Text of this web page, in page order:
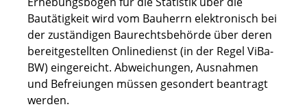
Bautätigkeit wird vom Bauherrn elektronisch bei
der zuständigen Baurechtsbehörde über deren
bereitgestellten Onlinedienst (in der Regel ViBa-
BW) eingereicht. Abweichungen, Ausnahmen
und Befreiungen müssen gesondert beantragt
werden.